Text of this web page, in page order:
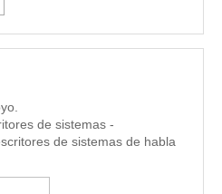
de sistemas -
de sistemas de habla